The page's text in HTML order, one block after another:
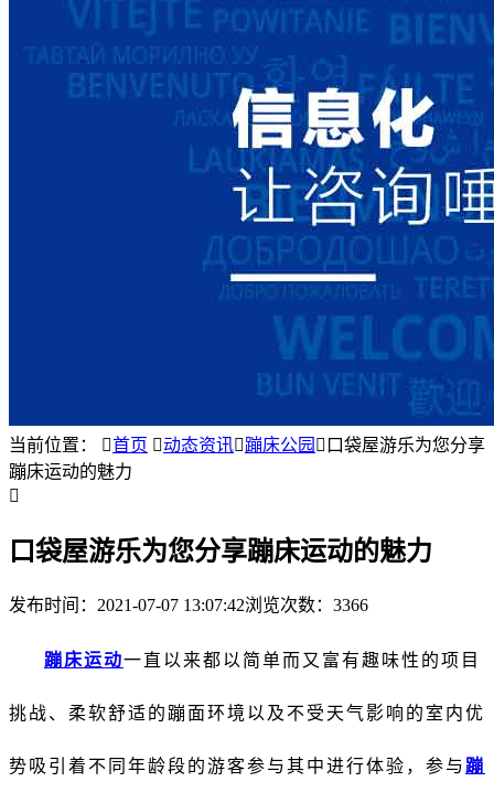
当前位置： 首页 动态资讯蹦床公园  口袋屋游乐为您分享
蹦床运动的魅力

口袋屋游乐为您分享蹦床运动的魅力
发布时间： 2021-07-07 13:07:42浏览次数：3366
蹦床运动一直以来都以简单而又富有趣 味性的项目
挑战、柔软舒适的蹦面环境以及不受天气影响的室内优
势吸引着不同年龄段的游客参与其中进行体验，参与 蹦